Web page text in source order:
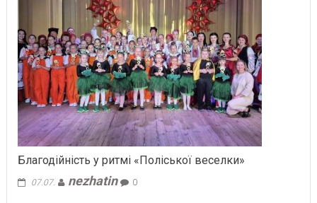
Благодійність у ритмі «Поліської веселки»
07.07. nezhatin 0